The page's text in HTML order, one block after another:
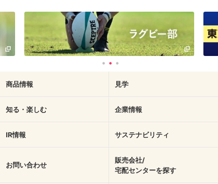
商品情報 見学
知る・楽しむ 企業情報
IR情報 サステナビリティ
お問い合わせ
販売会社/
宅配センターを探す